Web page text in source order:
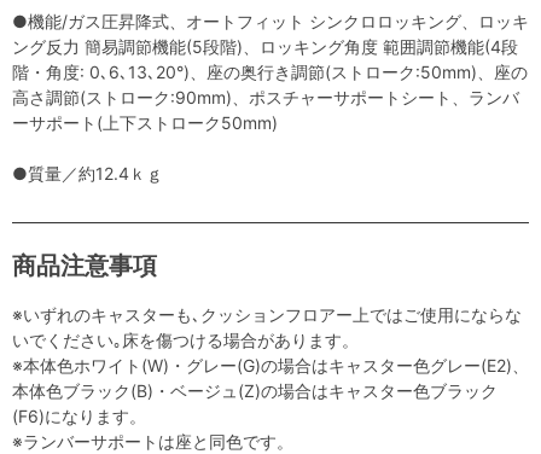
●機能/ガス圧昇降式、オートフィット シンクロロッキング、ロッキ
ング反力 簡易調節機能(5段階)、ロッキング角度 範囲調節機能(4段
階・角度: 0､6､13､20°)、座の奥行き調節(ストローク:50mm)、座の
高さ調節(ストローク:90mm)、ポスチャーサポートシート、ランバ
ーサポート(上下ストローク50mm)
●質量／約12.4ｋｇ
商品注意事項
※いずれのキャスターも､クッションフロアー上ではご使用にならな
いでください｡床を傷つける場合があります。
※本体色ホワイト(W)・グレー(G)の場合はキャスター色グレー(E2)、
本体色ブラック(B)・ベージュ(Z)の場合はキャスター色ブラック
(F6)になります。
※ランバーサポートは座と同色です。